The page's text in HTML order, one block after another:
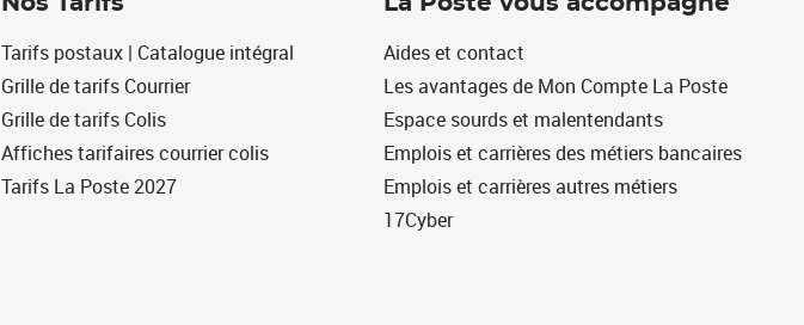
Tarifs postaux | Catalogue intégral
Grille de tarifs Courrier
Grille de tarifs Colis
Affiches tarifaires courrier colis
Tarifs La Poste 2027
Aides et contact
Les avantages de Mon Compte La Poste
Espace sourds et malentendants
Emplois et carrières des métiers bancaires
Emplois et carrières autres métiers
17Cyber